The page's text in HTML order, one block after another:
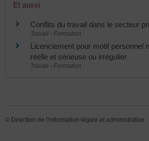
Et aussi
Conflits du travail dans le secteur
Travail - Formation
Licenciement pour motif personnel
réelle et sérieuse ou irrégulier
Travail - Formation
© Direction de l'information légale et administrative